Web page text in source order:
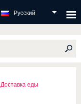
Русский
Доставка еды